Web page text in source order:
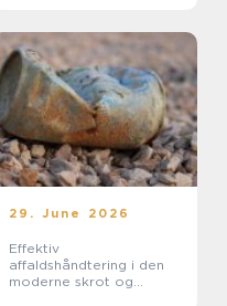
29. June 2026
Effektiv
affaldshåndtering i den
moderne skrot og